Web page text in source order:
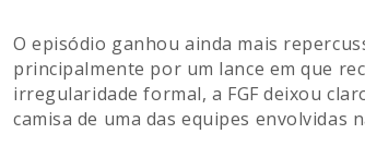
O episódio ganhou ainda mais
principalmente por um lance em que
irregularidade formal, a FGF deixou
camisa de uma das equipes envolvidas